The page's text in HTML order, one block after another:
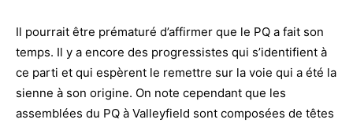
Il pourrait être prématuré d’affirmer que le PQ a fait son
temps. Il y a encore des progressistes qui s’identifient à
ce parti et qui espèrent le remettre sur la voie qui a été la
sienne à son origine. On note cependant que les
assemblées du PQ à Valleyfield sont composées de têtes